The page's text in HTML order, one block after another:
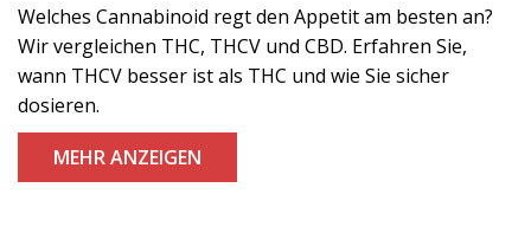
Welches Cannabinoid regt den Appetit am besten an?
Wir vergleichen THC, THCV und CBD. Erfahren Sie,
wann THCV besser ist als THC und wie Sie sicher
dosieren.
MEHR ANZEIGEN